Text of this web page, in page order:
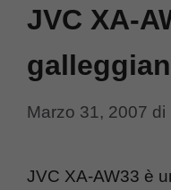
JVC XA-
Marzo 31, 2007 di
JVC XA-AW33 è